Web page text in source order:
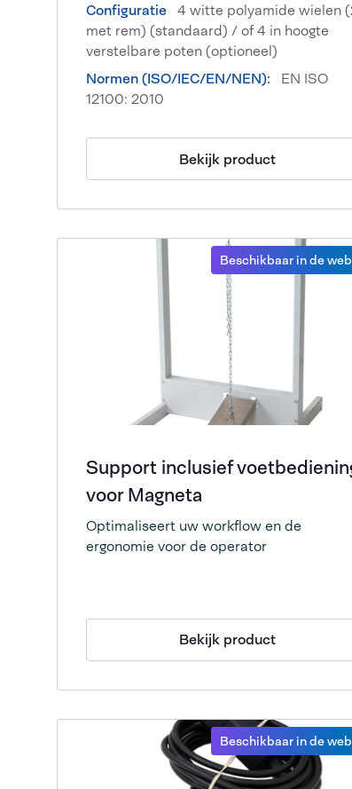
Configuratie 4 witte polyamide wielen
met rem) (standaard) / of 4 in hoogte
verstelbare poten (optioneel)
Normen (ISO/IEC/EN/NEN):
EN ISO
12100: 2010
Bekijk product
Beschikbaar in de
Support inclusief
voor Magneta
Optimaliseert uw workflow en de
ergonomie voor de operator
Bekijk product
Beschikbaar in de